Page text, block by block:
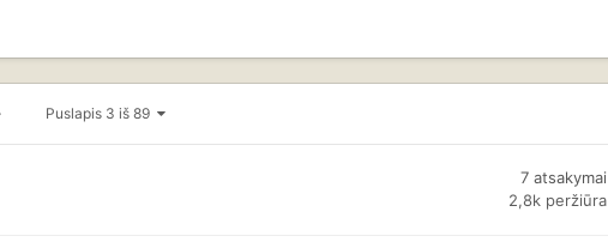
Puslapis 3 iš 89
7 atsakymai
2,8k peržiūra